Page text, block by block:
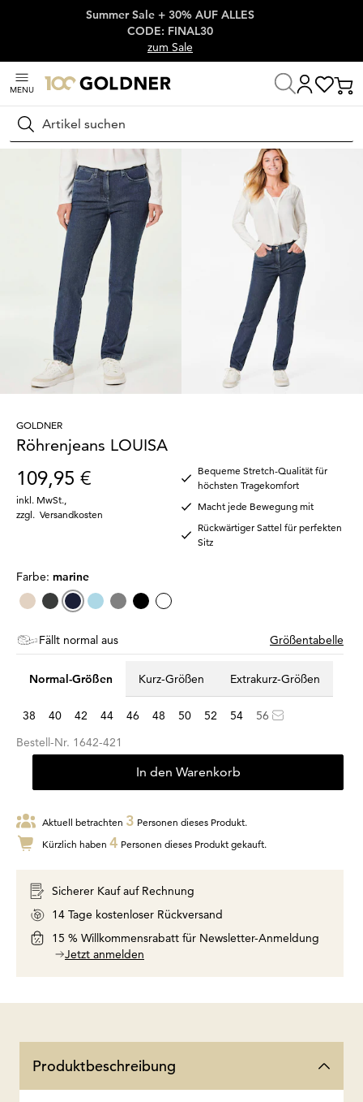
Überspringe Navigation, direkt zum Content
Summer Sale + 30% AUF ALLES
CODE: FINAL30
zum Sale
MENU
Suchen
Startseite Damenmode
GOLDNER
Röhrenjeans LOUISA
109,95 €
inkl. MwSt.,
zzgl. Versandkosten
Bequeme Stretch-Qualität für
höchsten Tragekomfort
Macht jede Bewegung mit
Rückwärtiger Sattel für perfekten
Sitz
Farbe: marine
Fällt normal aus Größentabelle
Normal-Größen Kurz-Größen Extrakurz-Größen
38 40 42 44 46 48 50 52 54
56
Bestell-Nr. 1642-421
In den Warenkorb
Aktuell betrachten 3 Personen dieses Produkt.
Kürzlich haben 4 Personen dieses Produkt gekauft.
Sicherer Kauf auf Rechnung
14 Tage kostenloser Rückversand
15 % Willkommensrabatt für Newsletter-Anmeldung
Jetzt anmelden
Produktbeschreibung